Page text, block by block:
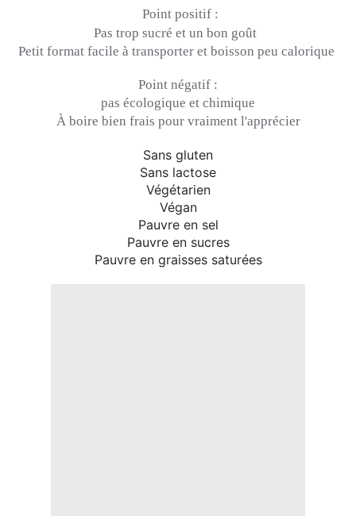
Point positif :
Pas trop sucré et un bon goût
Petit format facile à transporter et boisson peu calorique
Point négatif :
pas écologique et chimique
À boire bien frais pour vraiment l'apprécier
Sans gluten
Sans lactose
Végétarien
Végan
Pauvre en sel
Pauvre en sucres
Pauvre en graisses saturées